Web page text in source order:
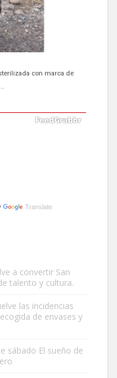
con marca de
callejeros de la zona los
hace menos de un mes,
Translate
a convertir San
talento y cultura.
las incidencias
de envases y
sábado El sueño de